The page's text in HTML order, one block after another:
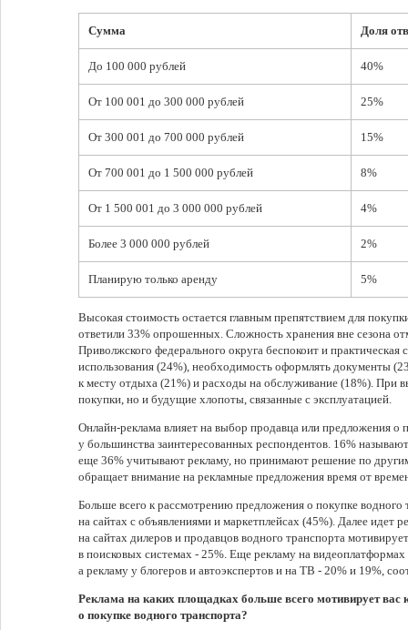
Сумма Доля
До 100 000 рублей 40%
От 100 001 до 300 000 рублей 25%
От 300 001 до 700 000 рублей 15%
От 700 001 до 1 500 000 рублей 8%
От 1 500 001 до 3 000 000 рублей 4%
Более 3 000 000 рублей 2%
Планирую только аренду 5%
Высокая стоимость остается главным препятствием для
ответили 33% опрошенных. Сложность хранения вне сезона
Приволжского федерального округа беспокоит и практическая
использования (24%), необходимость оформлять документы
к месту отдыха (21%) и расходы на обслуживание (18%). При
покупки, но и будущие хлопоты, связанные с эксплуатацией.
Онлайн-реклама влияет на выбор продавца или предложения о
у большинства заинтересованных респондентов. 16%
еще 36% учитывают рекламу, но принимают решение по
обращает внимание на рекламные предложения время от
Больше всего к рассмотрению предложения о покупке водного
на сайтах с объявлениями и маркетплейсах (45%). Далее идет
на сайтах дилеров и продавцов водного транспорта
в поисковых системах - 25%. Еще рекламу на
а рекламу у блогеров и автоэкспертов и на ТВ - 20% и 19%,
Реклама на каких площадках больше всего мотивирует вас
о покупке водного транспорта?